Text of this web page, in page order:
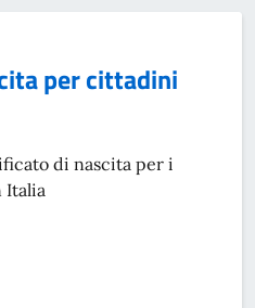
per cittadini
di nascita per i
Italia
CITTADINI EUROPEI - ANPR}